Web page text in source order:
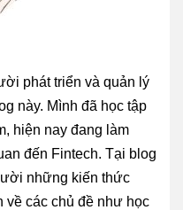
phát triển và quản lý
này. Mình đã học tập
hiện nay đang làm
đến Fintech. Tại blog
những kiến thức
về các chủ đề như học